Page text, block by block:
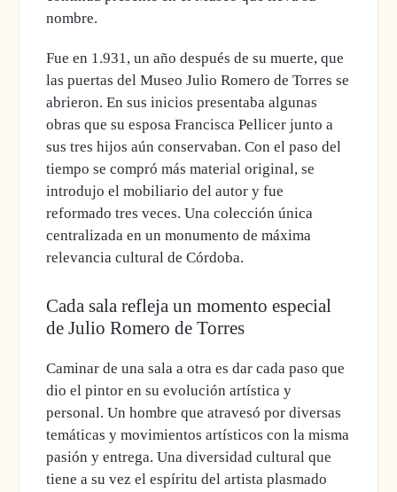
nombre.
Fue en 1.931, un año después de su muerte, que
las puertas del Museo Julio Romero de Torres se
abrieron. En sus inicios presentaba algunas
obras que su esposa Francisca Pellicer junto a
sus tres hijos aún conservaban. Con el paso del
tiempo se compró más material original, se
introdujo el mobiliario del autor y fue
reformado tres veces. Una colección única
centralizada en un monumento de máxima
relevancia cultural de Córdoba.
Cada sala refleja un momento especial
de Julio Romero de Torres
Caminar de una sala a otra es dar cada paso que
dio el pintor en su evolución artística y
personal. Un hombre que atravesó por diversas
temáticas y movimientos artísticos con la misma
pasión y entrega. Una diversidad cultural que
tiene a su vez el espíritu del artista plasmado